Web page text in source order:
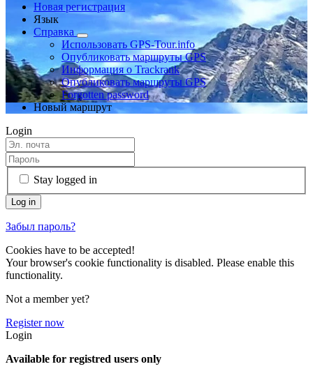
Новая регистрация
Язык
Справка
Использовать GPS-Tour.info
Опубликовать маршруты GPS
Информация о Trackrank
Опубликовать маршруты GPS
Forgotten password
Новый маршрут
Login
Stay logged in
Забыл пароль?
Cookies have to be accepted!
Your browser's cookie functionality is disabled. Please enable this
functionality.
Not a member yet?
Register now
Login
Available for registred users only